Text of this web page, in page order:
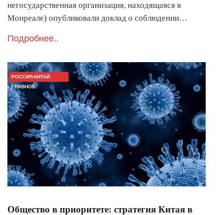
негосударственная организация, находящаяся в
Монреале) опубликовали доклад о соблюдении…
Подробнее..
РОССИЯ-КИТАЙ:
ГЛАВНОЕ
Общество в приоритете: стратегия Китая в